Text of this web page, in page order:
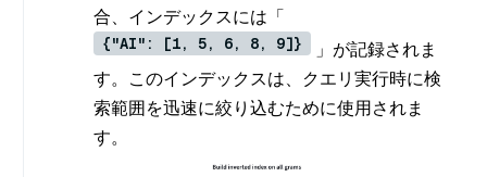
合、インデックスには「
{"AI": [1, 5, 6, 8, 9]}
」が記録されま
す。このインデックスは、クエリ実行時に検
索範囲を迅速に絞り込むために使用されま
す。